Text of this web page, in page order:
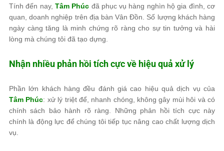
Tính đến nay, Tâm Phúc đã phục vụ hàng nghìn hộ gia đình, cơ
quan, doanh nghiệp trên địa bàn Vân Đồn. Số lượng khách hàng
ngày càng tăng là minh chứng rõ ràng cho sự tin tưởng và hài
lòng mà chúng tôi đã tạo dựng.
Nhận nhiều phản hồi tích cực về hiệu quả xử lý
Phần lớn khách hàng đều đánh giá cao hiệu quả dịch vụ của
Tâm Phúc: xử lý triệt để, nhanh chóng, không gây mùi hôi và có
chính sách bảo hành rõ ràng. Những phản hồi tích cực này
chính là động lực để chúng tôi tiếp tục nâng cao chất lượng dịch
vụ.